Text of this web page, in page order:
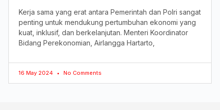
Kerja sama yang erat antara Pemerintah dan Polri sangat
penting untuk mendukung pertumbuhan ekonomi yang
kuat, inklusif, dan berkelanjutan. Menteri Koordinator
Bidang Perekonomian, Airlangga Hartarto,
16 May 2024 No Comments